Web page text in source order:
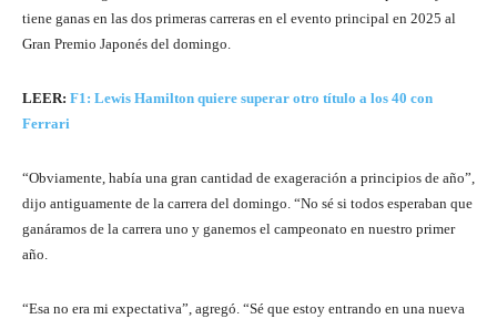
tiene ganas en las dos primeras carreras en el evento principal en 2025 al
Gran Premio Japonés del domingo.
LEER: F1: Lewis Hamilton quiere superar otro título a los 40 con
Ferrari
“Obviamente, había una gran cantidad de exageración a principios de año”,
dijo antiguamente de la carrera del domingo. “No sé si todos esperaban que
ganáramos de la carrera uno y ganemos el campeonato en nuestro primer
año.
“Esa no era mi expectativa”, agregó. “Sé que estoy entrando en una nueva